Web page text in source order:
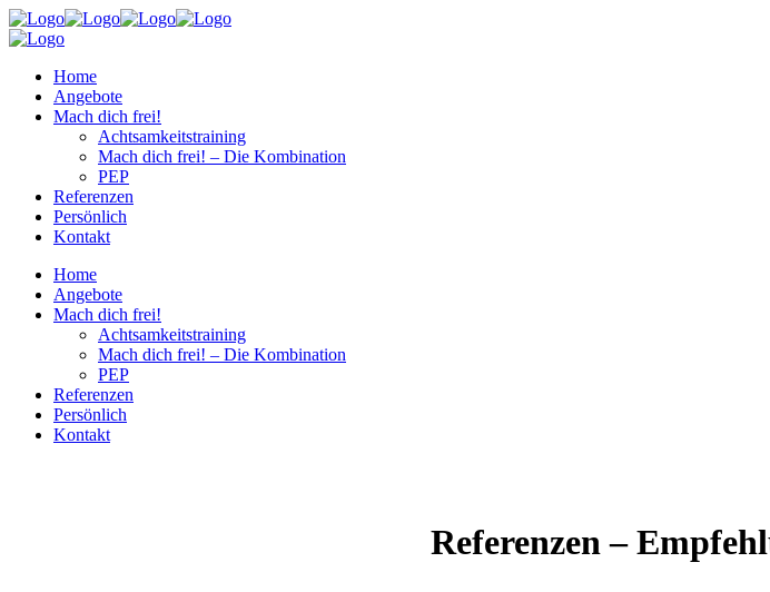
Home
Angebote
Mach dich frei!
Achtsamkeitstraining
Mach dich frei! – Die Kombination
PEP
Referenzen
Persönlich
Kontakt
Home
Angebote
Mach dich frei!
Achtsamkeitstraining
Mach dich frei! – Die Kombination
PEP
Referenzen
Persönlich
Kontakt
Referenzen –